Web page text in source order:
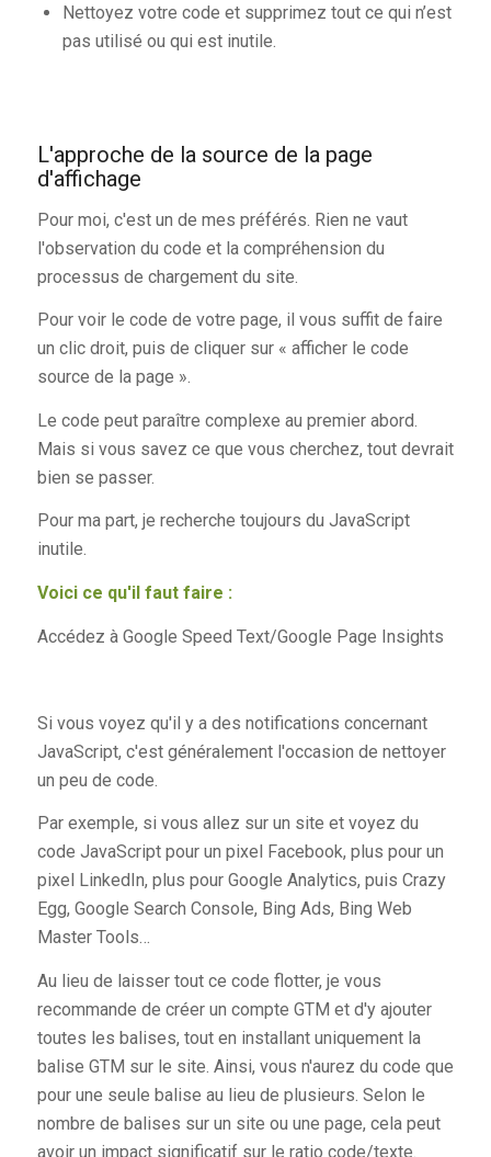
Nettoyez votre code et supprimez tout ce qui n’est
pas utilisé ou qui est inutile.
L'approche de la source de la page
d'affichage
Pour moi, c'est un de mes préférés. Rien ne vaut
l'observation du code et la compréhension du
processus de chargement du site.
Pour voir le code de votre page, il vous suffit de faire
un clic droit, puis de cliquer sur « afficher le code
source de la page ».
Le code peut paraître complexe au premier abord.
Mais si vous savez ce que vous cherchez, tout devrait
bien se passer.
Pour ma part, je recherche toujours du JavaScript
inutile.
Voici ce qu'il faut faire :
Accédez à Google Speed Text/Google Page Insights
Si vous voyez qu'il y a des notifications concernant
JavaScript, c'est généralement l'occasion de nettoyer
un peu de code.
Par exemple, si vous allez sur un site et voyez du
code JavaScript pour un pixel Facebook, plus pour un
pixel LinkedIn, plus pour Google Analytics, puis Crazy
Egg, Google Search Console, Bing Ads, Bing Web
Master Tools…
Au lieu de laisser tout ce code flotter, je vous
recommande de créer un compte GTM et d'y ajouter
toutes les balises, tout en installant uniquement la
balise GTM sur le site. Ainsi, vous n'aurez du code que
pour une seule balise au lieu de plusieurs. Selon le
nombre de balises sur un site ou une page, cela peut
avoir un impact significatif sur le ratio code/texte.